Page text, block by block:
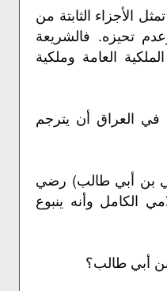
الأجزاء الثابتة من
تحيزه. فالشريعة
العامة وملكية
العراق أن يترجم
بن أبي طالب) رضي
الكامل وأنه ينبوع
أبي طالب؟